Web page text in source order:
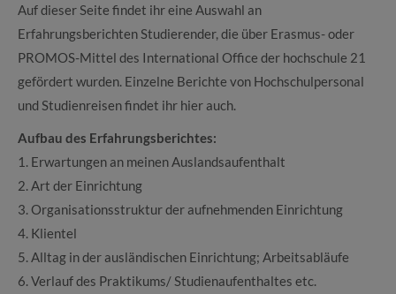
Auf dieser Seite findet ihr eine Auswahl an
Erfahrungsberichten Studierender, die über Erasmus- oder
PROMOS-Mittel des International Office der hochschule 21
gefördert wurden. Einzelne Berichte von Hochschulpersonal
und Studienreisen findet ihr hier auch.
Aufbau des Erfahrungsberichtes:
1. Erwartungen an meinen Auslandsaufenthalt
2. Art der Einrichtung
3. Organisationsstruktur der aufnehmenden Einrichtung
4. Klientel
5. Alltag in der ausländischen Einrichtung; Arbeitsabläufe
6. Verlauf des Praktikums/ Studienaufenthaltes etc.